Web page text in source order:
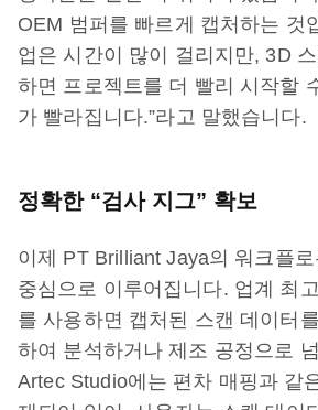
OEM 범퍼를 빠르게 캡처하는 것
업은 시간이 많이 걸리지만, 3D
하면 프로젝트를 더 빨리 시작할
가 빨라집니다.”라고 말했습니다.
정확한 “검사 지그” 확보
이제 PT Brilliant Jaya의 워크플
중심으로 이루어집니다. 업계 최
를 사용하면 캡처된 스캔 데이터
하여 분석하거나 제조 공정으로
Artec Studio에는 편차 매핑과 같